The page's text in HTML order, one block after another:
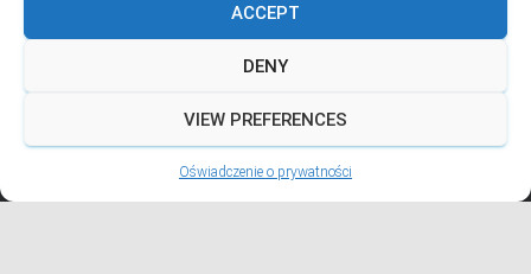
ACCEPT
DENY
VIEW PREFERENCES
Oświadczenie o prywatności
Hestia | Stworzone przezThemeIsle
Prywatność i pliki ciasteczka: Ta witryna używa plików ciasteczek.
Kontynuując korzystanie z tej witryny, wyrażasz zgodę na ich używanie.